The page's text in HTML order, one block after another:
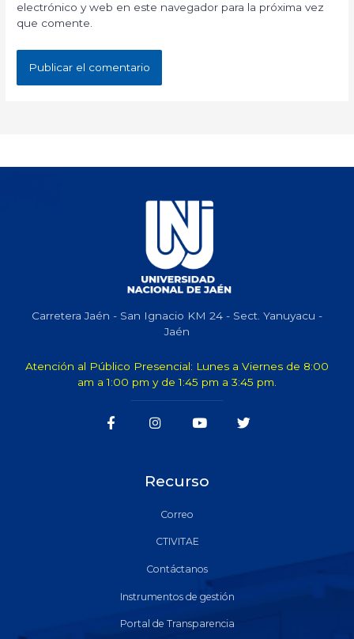
electrónico y web en este navegador para la próxima vez
que comente.
Carretera Jaén - San Ignacio KM 24 - Sect. Yanuyacu -
Jaén
Atención al Público Presencial: Lunes a Viernes de 8:00
am a 1:00 pm y de 1:45 pm a 3:45 pm.
Recurso
Correo
CTIVITAE
Contáctanos
Instrumentos de gestión
Portal de Transparencia